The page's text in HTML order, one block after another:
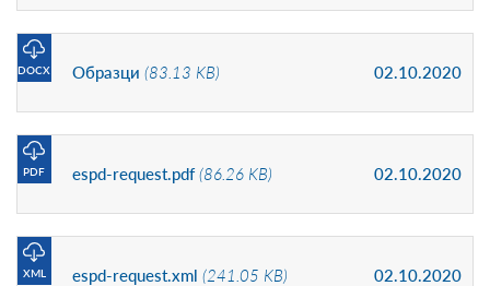
Образци (83.13 KB) 02.10.2020
DOCX
espd-request.pdf (86.26 KB) 02.10.2020
PDF
espd-request.xml (241.05 KB) 02.10.2020
XML